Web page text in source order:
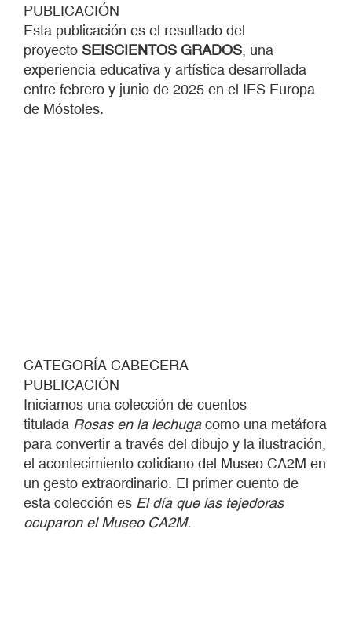
PUBLICACIÓN
Esta publicación es el resultado del
proyecto SEISCIENTOS GRADOS , una
experiencia educativa y artística desarrollada
entre febrero y junio de 2025 en el IES Europa
de Móstoles.
CATEGORÍA CABECERA
PUBLICACIÓN
Iniciamos una colección de cuentos
titulada Rosas en la lechugacomo una metáfora
para convertir a través del dibujo y la ilustración,
el acontecimiento cotidia­no del Museo CA2M en
un gesto extraordinario. El primer cuento de
esta colección es El día que las tejedoras
ocuparon el Museo CA2M.